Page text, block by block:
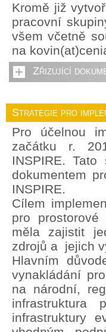
Kromě již
pracovní
všem včetně
na
Zřizující
Strategie pro
Pro účelnou
začátku r.
INSPIRE.
dokumentem
INSPIRE.
Cílem
pro prostorové
měla zajistit
zdrojů a jejich
Hlavním
vynakládání
na národní,
infrastruktura
infrastruktury